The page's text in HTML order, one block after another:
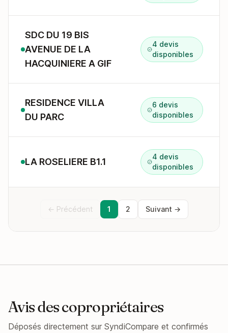
SDC DU 19 BIS
AVENUE DE LA
HACQUINIERE A GIF
4 devis
disponibles
RESIDENCE VILLA
DU PARC
6 devis
disponibles
LA ROSELIERE B1.1
4 devis
disponibles
← Précédent 1 2 Suivant →
Avis des copropriétaires
Déposés directement sur SyndiCompare et confirmés